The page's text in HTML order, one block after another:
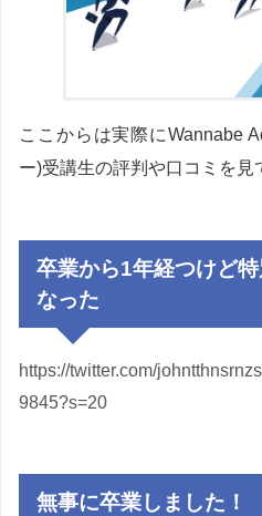
ここからは実際にWannabe
ー)受講生の評判や口コミを見
卒業から1年経つけど
なった
https://twitter.com/
9845?s=20
無事に卒業しました！